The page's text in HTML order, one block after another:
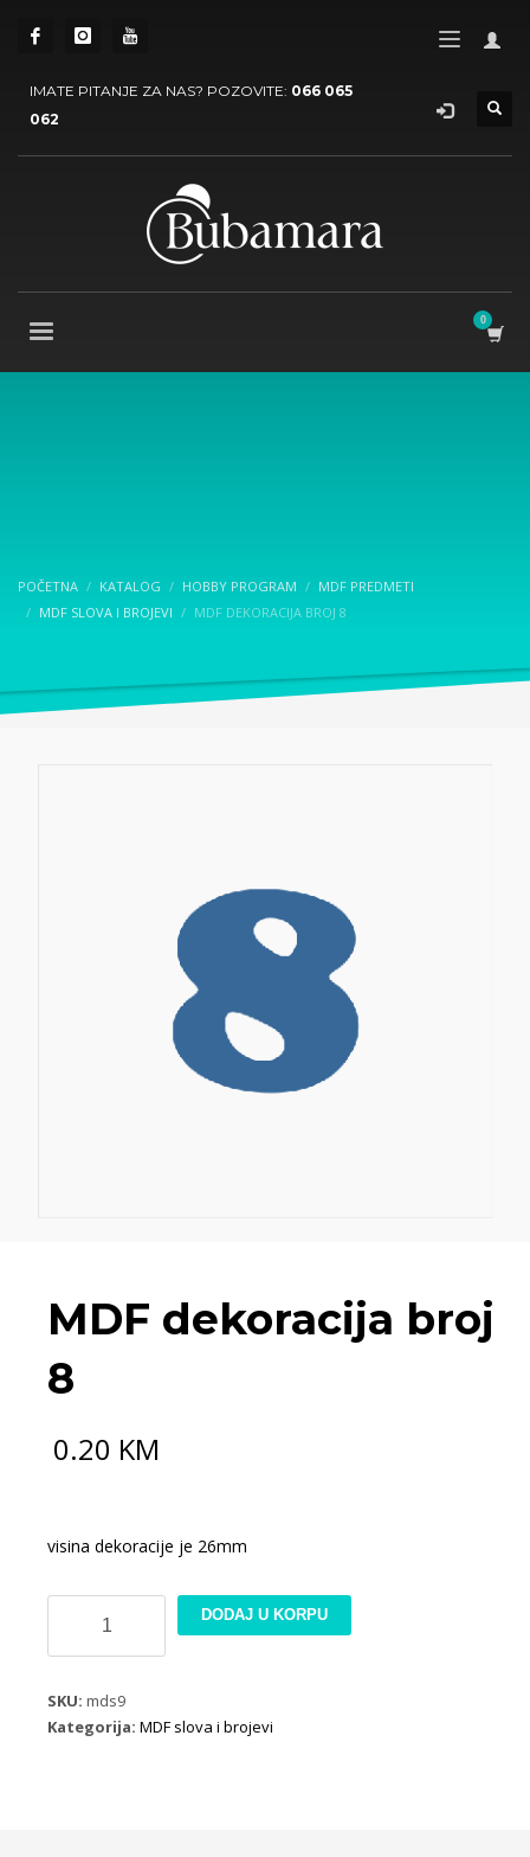
IMATE PITANJE ZA NAS? POZOVITE: 066 065
062
POČETNA KATALOG HOBBY PROGRAM
MDF PREDMETI
MDF SLOVA I BROJEVI
MDF DEKORACIJA BROJ 8
MDF dekoracija broj
8
0.20 KM
visina dekoracije je 26mm
dekoracija
broj
količina
DODAJ U KORPU
SKU: mds9
Kategorija: MDF slova i brojevi